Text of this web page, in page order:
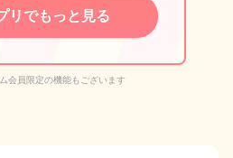
リでもっと見る
会員限定の機能もございます